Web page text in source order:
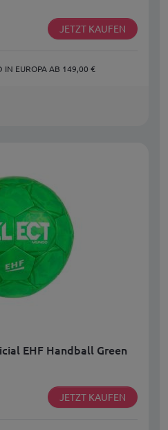
JETZT KAUFEN
IN EUROPA AB 149,00 €
EHF Handball Green
JETZT KAUFEN